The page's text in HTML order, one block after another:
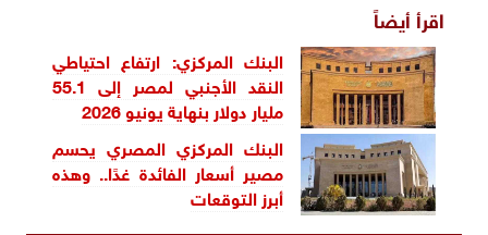
اقرأ أيضاً
البنك المركزي: ارتفاع احتياطي
النقد الأجنبي لمصر إلى 55.1
مليار دولار بنهاية يونيو 2026
البنك المركزي المصري يحسم
مصير أسعار الفائدة غدًا.. وهذه
أبرز التوقعات